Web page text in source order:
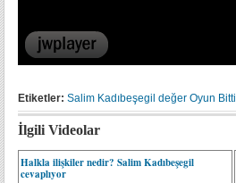
Etiketler: Salim Kadıbeşegil değer Oyun Bitti
İlgili Videolar
Halkla ilişkiler nedir? Salim Kadıbeşegil
cevaplıyor